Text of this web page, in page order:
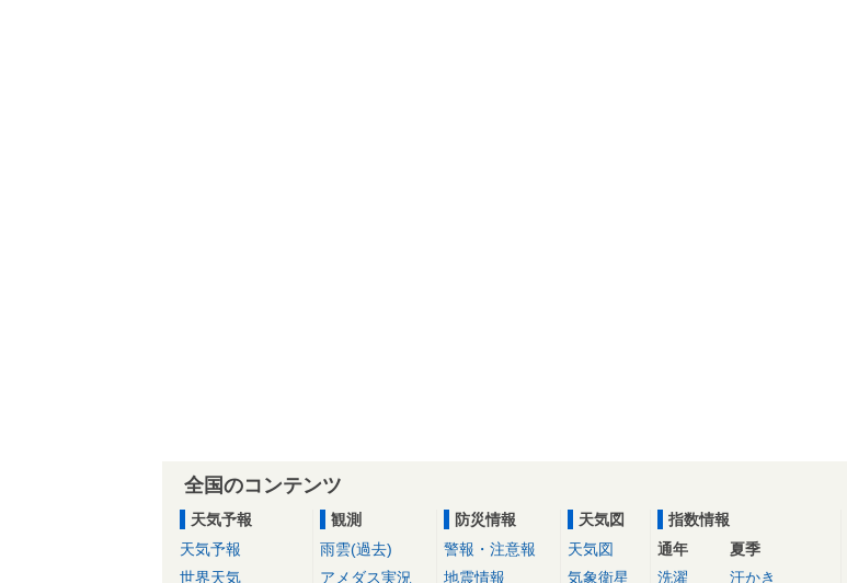
全国のコンテンツ
天気予報
天気予報
世界天気
観測
雨雲(過去)
アメダス実況
防災情報
警報・注意報
地震情報
天気図
天気図
気象衛星
指数情報
通年
洗濯
夏季
汗かき